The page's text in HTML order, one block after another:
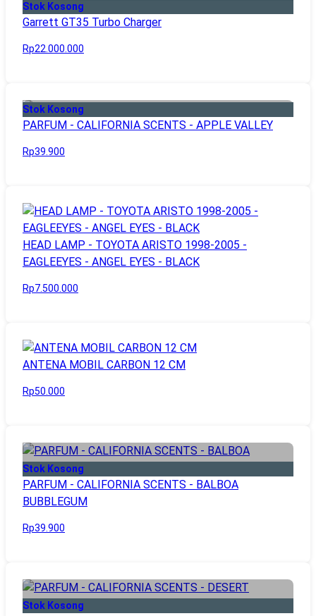
Stok Kosong
Garrett GT35 Turbo Charger
Rp22.000.000
Stok Kosong
PARFUM - CALIFORNIA SCENTS - APPLE VALLEY
Rp39.900
HEAD LAMP - TOYOTA ARISTO 1998-2005 -
EAGLEEYES - ANGEL EYES - BLACK
Rp7.500.000
ANTENA MOBIL CARBON 12 CM
Rp50.000
Stok Kosong
PARFUM - CALIFORNIA SCENTS - BALBOA
BUBBLEGUM
Rp39.900
Stok Kosong